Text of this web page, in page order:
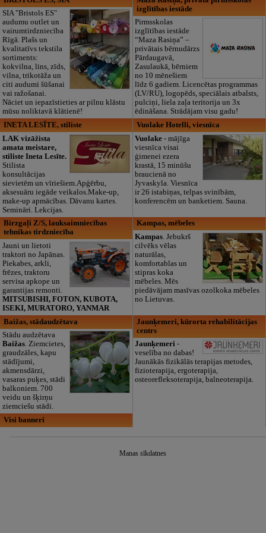
SIA "Bristols ES"
audumu outlet un
vairumtirdzniecība
Rīgā. Plašs un
kvalitatīvs tekstila
sortiments:
kokvilna, lins, zīds,
vilna, trikotāža un
citi audumi šūšanai
vai ražošanai.
Nāciet un iepazīstieties ar pilnu klāstu
mūsu noliktavā klātienē!
izglītības iestāde
Pirmsskolas
izglītības iestāde
“Maza Rasiņa” –
privātais bērnudārzs
Pārdaugavā,
Zasulaukā, bērniem
no 10 mēnešiem
līdz 6 gadiem. Licencētas programmas
(LV/RU), logopēds, speciālais atbalsts,
pulciņi, liela zaļa teritorija un 3x
ēdināšana. Strādājam visu gadu!
INETA LESĪTE, stiliste
LAK vizāžista
amata meistare,
stiliste Ineta Lesīte.
Stilista
konsultācijas
sievietēm un vīriešiem.Apģērbu,
aksesuāru iegāde veikalos.Make-up,
make-up apmācības. Dāvanu kartes.
Semināri. Lekcijas.
Vuolake Hotelli, viesnīca
Vuolake - mājīga
viesnīca visai
ģimenei ezera
krastā, 15 minūšu
braucienā no
Jyvaskyla. Viesnīca
ir 26 istabiņas, telpas svinībām,
konferencēm un banketiem. Sauna.
Birzgaļi Z/S, lauksaimniecības
tehnikas tirdzniecība
Jauni un lietoti
traktori no Japānas.
Piekabes, arkli,
frēzes, traktoru
servisa apkope un
garantijas remonti.
MITSUBISHI, FOTON, KUBOTA,
ISEKI, MURATORO, YANMAR
Kampas, mēbeles
Kampas. Jebukrš
cilvēks vēlas
naturālas,
komfortablas un
stipras koka
mēbeles. Mēs
piedāvājam masīvas ozolkoka mēbeles
no Lietuvas.
Baižas, stādaudzētava
Stādu audzētava
Baižas. Ziemcietes,
graudzāles, kapu
stādījumi,
akmensdārzi,
vasaras puķes, stādi
balkoniem. 700
veidu un šķirņu
ziemciešu stādi.
Jaunķemeri, kūrorta rehabilitācijas
centrs
Jaunķemeri -
veselība no dabas!
Jaunākās fizikālās terapijas metodes,
fizioterapija, ergoterapija,
osteorefleksoterapija, balneoterapija.
Visi banneri
Manas sīkdatnes